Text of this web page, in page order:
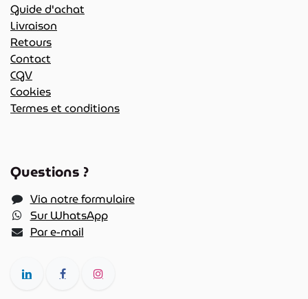
Guide d'achat
Livraison
Retours
Contact
CGV
Cookies
Termes et conditions
Questions ?
Via notre formulaire
Sur WhatsApp
Par e-mail